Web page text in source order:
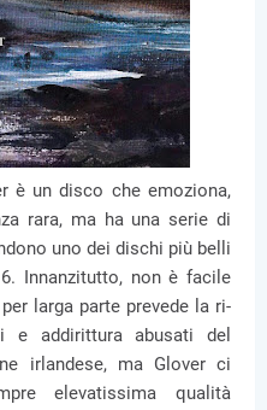
è un disco che emoziona,
rara, ma ha una serie di
uno dei dischi più belli
Innanzitutto, non è facile
larga parte prevede la ri-
e addirittura abusati del
irlandese, ma Glover ci
elevatissima qualità